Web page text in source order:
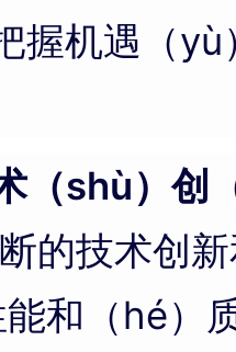
握机遇（
（shù）创
的技术创
和（hé）